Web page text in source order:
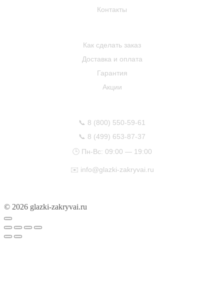
Контакты
Как сделать заказ
Доставка и оплата
Гарантия
Акции
📞 8 (800) 550-59-61
📞 8 (499) 653-87-37
🕒 Пн-Вс: 09:00 — 19:00
✉️ info@glazki-zakryvai.ru
© 2026 glazki-zakryvai.ru